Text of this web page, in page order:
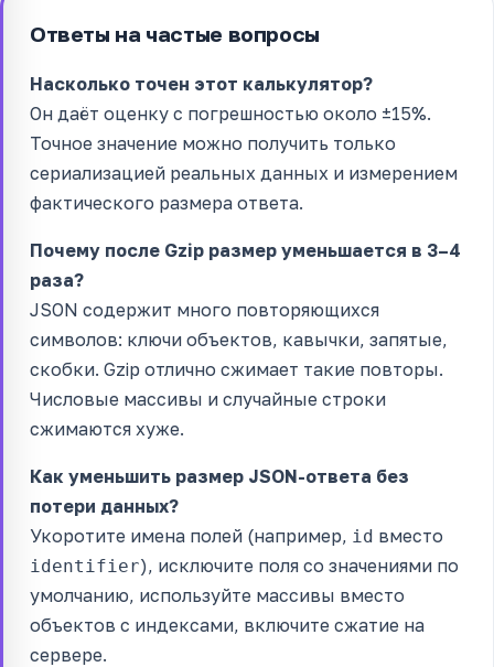
Ответы на частые вопросы
Насколько точен этот калькулятор?
Он даёт оценку с погрешностью около ±15%.
Точное значение можно получить только
сериализацией реальных данных и измерением
фактического размера ответа.
Почему после Gzip размер уменьшается в 3–4
раза?
JSON содержит много повторяющихся
символов: ключи объектов, кавычки, запятые,
скобки. Gzip отлично сжимает такие повторы.
Числовые массивы и случайные строки
сжимаются хуже.
Как уменьшить размер JSON-ответа без
потери данных?
Укоротите имена полей (например, id вместо
identifier), исключите поля со значениями по
умолчанию, используйте массивы вместо
объектов с индексами, включите сжатие на
сервере.